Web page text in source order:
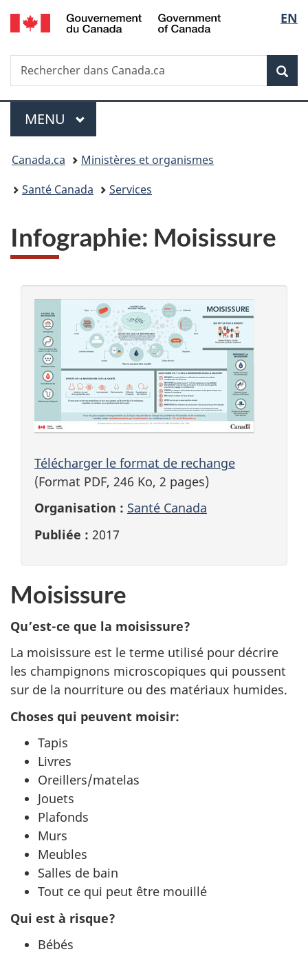
Passer
au
principal
Passer
à
Au
du
Passer
à
version
simplifiée
de
la
EN
Recherche
Rechercher
dans
Menu
MENU PRINCIPAL
Vous
êtes
Canada.ca
Ministères et organismes
Santé Canada
Services
Infographie: Moisissure
Télécharger le format de rechange
(Format PDF, 246 Ko, 2 pages)
Organisation : Santé Canada
Publiée : 2017
Moisissure
Qu’est-ce que la moisissure?
La moisissure est le terme utilisé pour décrire
les champignons microscopiques qui poussent
sur de la nourriture ou des matériaux humides.
Choses qui peuvent moisir:
Tapis
Livres
Oreillers/matelas
Jouets
Plafonds
Murs
Meubles
Salles de bain
Tout ce qui peut être mouillé
Qui est à risque?
Bébés